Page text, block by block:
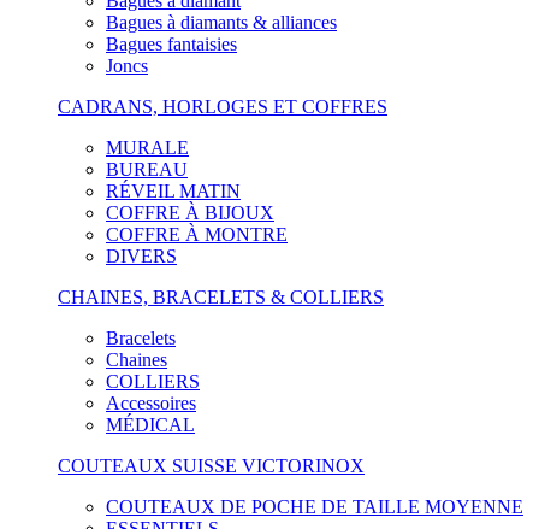
Bagues à diamants & alliances
Bagues fantaisies
Joncs
CADRANS, HORLOGES ET COFFRES
MURALE
BUREAU
RÉVEIL MATIN
COFFRE À BIJOUX
COFFRE À MONTRE
DIVERS
CHAINES, BRACELETS & COLLIERS
Bracelets
Chaines
COLLIERS
Accessoires
MÉDICAL
COUTEAUX SUISSE VICTORINOX
COUTEAUX DE POCHE DE TAILLE MOYENNE